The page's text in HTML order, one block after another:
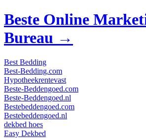
Beste Online
Bureau →
Best Bedding
Best-Bedding.com
Hypotheekrentevast
Beste-Beddengoed.com
Beste-Beddengoed.nl
Bestebeddengoed.com
Bestebeddengoed.nl
dekbed hoes
Easy Dekbed